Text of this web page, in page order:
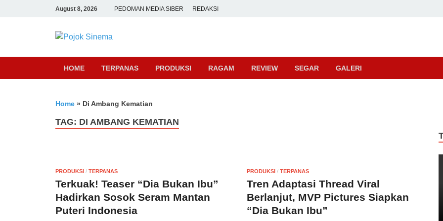
August 8, 2026 PEDOMAN MEDIA SIBER REDAKSI
Pojok Sinema
HOME TERPANAS PRODUKSI RAGAM REVIEW SEGAR GALERI
Home » Di Ambang Kematian
TAG: DI AMBANG KEMATIAN
PRODUKSI / TERPANAS
Terkuak! Teaser “Dia Bukan Ibu”
Hadirkan Sosok Seram Mantan
Puteri Indonesia
PRODUKSI / TERPANAS
Tren Adaptasi Thread Viral
Berlanjut, MVP Pictures Siapkan
“Dia Bukan Ibu”